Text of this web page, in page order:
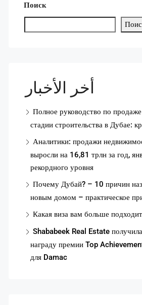
Поиск
أخر الأخبار
Полное руководство по
стадии строительства в Дубае:
Аналитики: продажи
выросли на 16,81 трлн за год,
рекордного уровня
Почему Дубай? – 10 причин
новым домом – практическое
Какая виза вам больше
Shababeek Real Estate
награду премии Top
для Damac